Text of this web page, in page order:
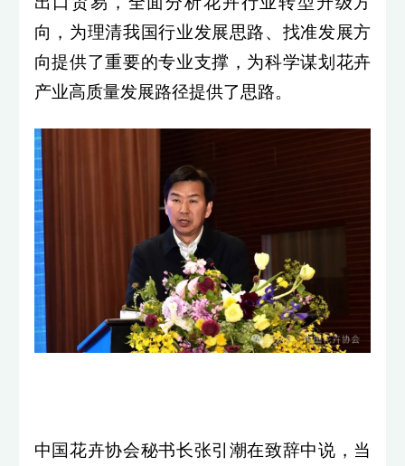
向，为理清我国行业发展思路、找准发展方
向提供了重要的专业支撑，为科学谋划花卉
产业高质量发展路径提供了思路。
中国花卉协会秘书长张引潮在致辞中说，当